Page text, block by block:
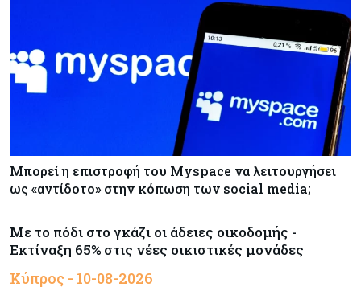
Μπορεί η επιστροφή του Myspace να λειτουργήσει
ως «αντίδοτο» στην κόπωση των social media;
Με το πόδι στο γκάζι οι άδειες οικοδομής -
Εκτίναξη 65% στις νέες οικιστικές μονάδες
Κύπρος - 10-08-2026